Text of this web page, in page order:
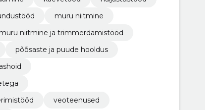
muru niitmine
niitmine ja trimmerdamistööd
põõsaste ja puude hooldus
veoteenused